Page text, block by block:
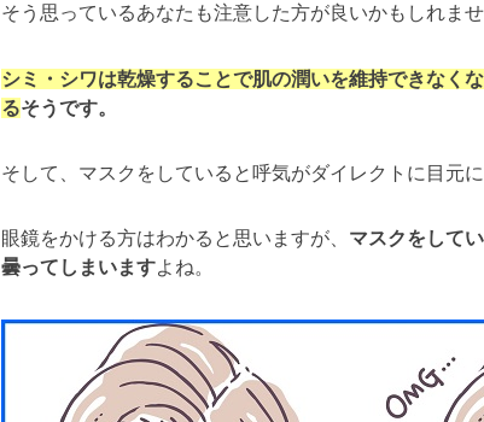
そう思っているあなたも注意した方が良いかもしれませ
シミ・シワは乾燥することで肌の潤いを維持できなく
るそうです。
そして、マスクをしていると呼気がダイレクトに目元に
眼鏡をかける方はわかると思いますが、 マスクをして
曇ってしまいますよね。